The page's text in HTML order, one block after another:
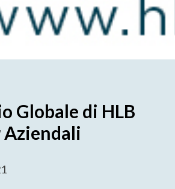
Globale di HLB
Aziendali